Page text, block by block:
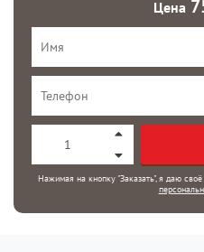
Цена
Нажимая на кнопку "Заказать", я даю своё